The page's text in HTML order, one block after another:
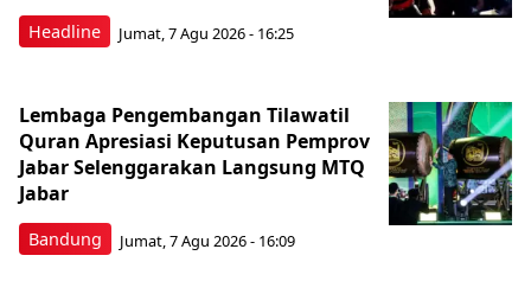
Headline Jumat, 7 Agu 2026 - 16:25
Bandung
Lembaga Pengembangan Tilawatil
Quran Apresiasi Keputusan Pemprov
Jabar Selenggarakan Langsung MTQ
Jabar
Jumat, 7 Agu 2026 - 16:09